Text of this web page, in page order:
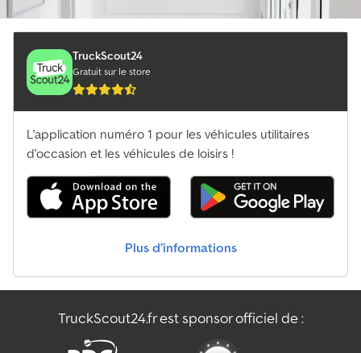
TruckScout24
Gratuit sur le store
L'application numéro 1 pour les véhicules utilitaires
d'occasion et les véhicules de loisirs !
Plus d’informations
TruckScout24.fr est sponsor officiel de :